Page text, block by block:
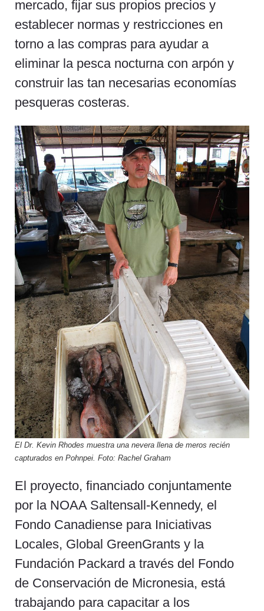
mercado, fijar sus propios precios y
establecer normas y restricciones en
torno a las compras para ayudar a
eliminar la pesca nocturna con arpón y
construir las tan necesarias economías
pesqueras costeras.
El Dr. Kevin Rhodes muestra una nevera llena de meros recién
capturados en Pohnpei. Foto: Rachel Graham
El proyecto, financiado conjuntamente
por la NOAA Saltensall-Kennedy, el
Fondo Canadiense para Iniciativas
Locales, Global GreenGrants y la
Fundación Packard a través del Fondo
de Conservación de Micronesia, está
trabajando para capacitar a los